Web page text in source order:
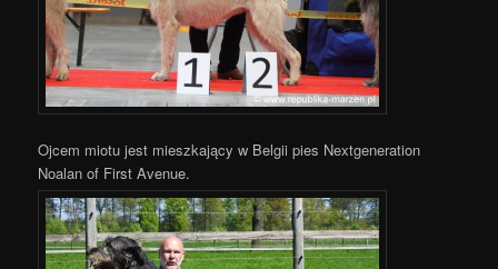
Ojcem miotu jest mieszkający w Belgii pies Nextgeneration
Noalan of First Avenue.